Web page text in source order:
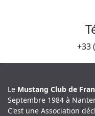
+33
Le Mustang Club de
Septembre 1984 à
C'est une Association